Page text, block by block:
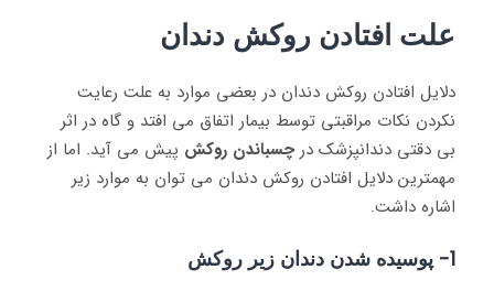
علت افتادن روکش دندان
دلایل افتادن روکش دندان در بعضی موارد به علت رعایت
نکردن نکات مراقبتی توسط بیمار اتفاق می افتد و گاه در اثر
بی دقتی دندانپزشک درچسباندن روکش پیش می آید. اما از
مهمترین دلایل افتادن روکش دندان می توان به موارد زیر
اشاره داشت.
1- پوسیده شدن دندان زیر روکش